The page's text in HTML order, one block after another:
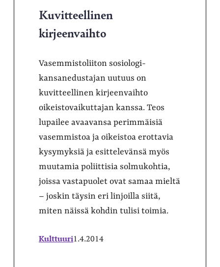
Kuvitteellinen
kirjeenvaihto
Vasemmistoliiton sosiologi-
kansanedustajan uutuus on
kuvitteellinen kirjeenvaihto
oikeistovaikuttajan kanssa. Teos
lupailee avaavansa perimmäisiä
vasemmistoa ja oikeistoa erottavia
kysymyksiä ja esittelevänsä myös
muutamia poliittisia solmukohtia,
joissa vastapuolet ovat samaa mieltä
– joskin täysin eri linjoilla siitä,
miten näissä kohdin tulisi toimia.
Kulttuuri1.4.2014